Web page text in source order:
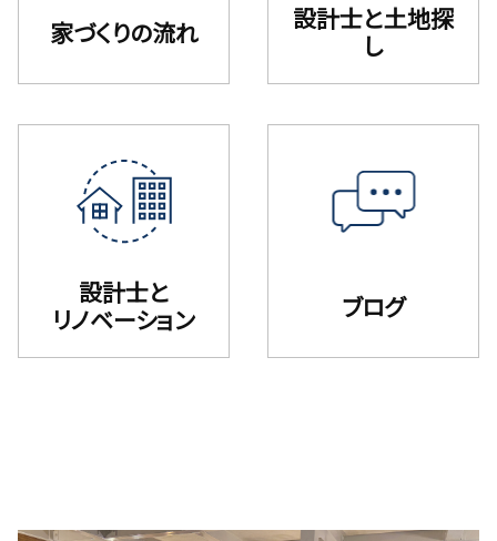
家づくりの流れ
設計⼠と⼟地探
し
設計士と
リノベーション
ブログ